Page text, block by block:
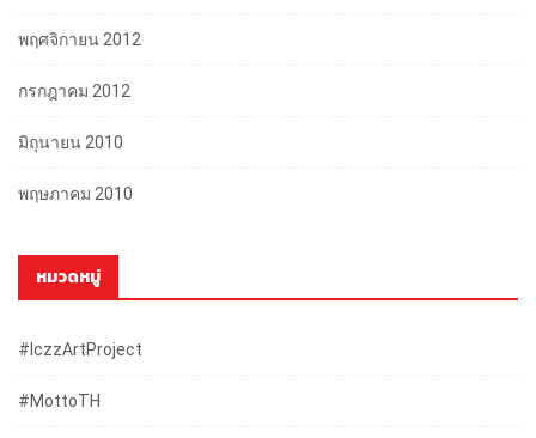
พฤศจิกายน 2012
กรกฎาคม 2012
มิถุนายน 2010
พฤษภาคม 2010
หมวดหมู่
#iczzArtProject
#mottoTH